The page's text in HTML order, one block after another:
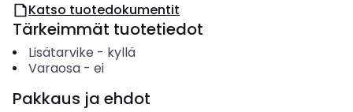
Katso tuotedokumentit
Tärkeimmät tuotetiedot
Lisätarvike - kyllä
Varaosa- ei
Pakkaus ja ehdot